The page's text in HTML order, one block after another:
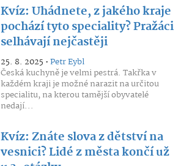
Kvíz: Uhádnete, z jakého kraje
pochází tyto speciality? Pražáci
selhávají nejčastěji
25. 8. 2025 •Petr Eybl
Česká kuchyně je velmi pestrá. Takřka v
každém kraji je možné narazit na určitou
specialitu, na kterou tamější obyvatelé
nedají...
Kvíz: Znáte slova z dětství na
vesnici? Lidé z města končí už